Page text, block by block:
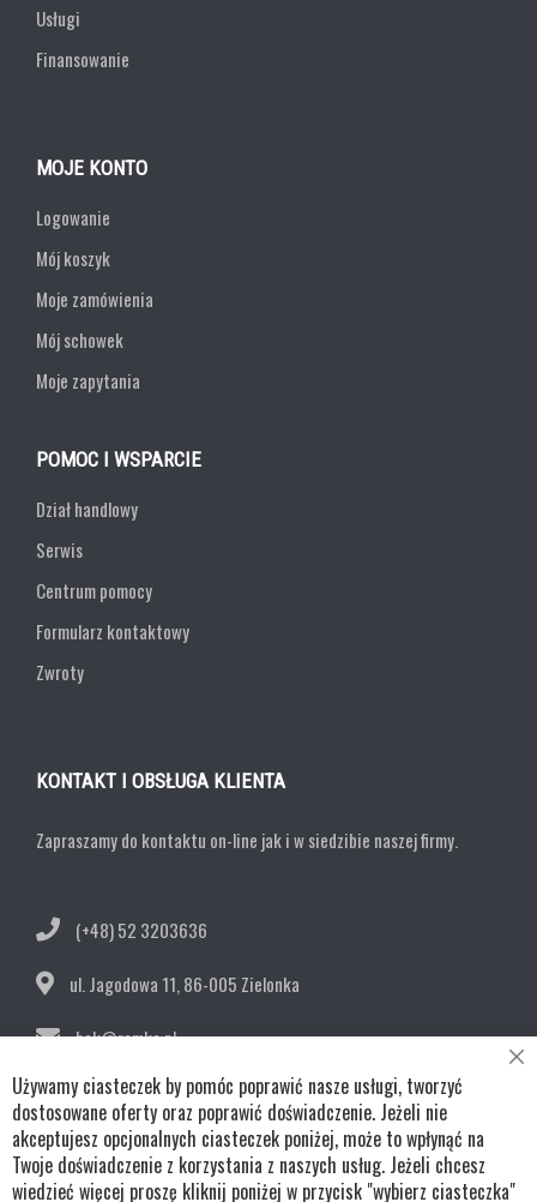
Usługi
Finansowanie
MOJE KONTO
Logowanie
Mój koszyk
Moje zamówienia
Mój schowek
Moje zapytania
POMOC I WSPARCIE
Dział handlowy
Serwis
Centrum pomocy
Formularz kontaktowy
Zwroty
KONTAKT I OBSŁUGA KLIENTA
Zapraszamy do kontaktu on-line jak i w siedzibie naszej firmy.
(+48) 52 3203636
ul. Jagodowa 11, 86-005 Zielonka
bok@remko.pl
OBSERWUJ NAS
Używamy ciasteczek by pomóc poprawić nasze usługi, tworzyć
dostosowane oferty oraz poprawić doświadczenie. Jeżeli nie
akceptujesz opcjonalnych ciasteczek poniżej, może to wpłynąć na
Twoje doświadczenie z korzystania z naszych usług. Jeżeli chcesz
wiedzieć więcej proszę kliknij poniżej w przycisk "wybierz ciasteczka"